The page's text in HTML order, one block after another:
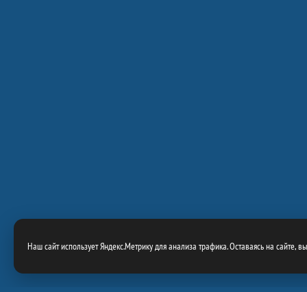
Наш сайт использует Яндекс.Метрику для анализа трафика. Оставаясь на сайте,